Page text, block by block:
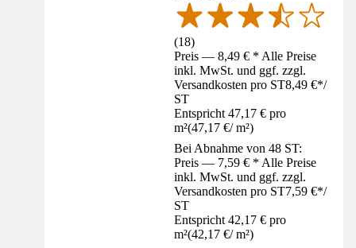
(18)
Preis — 8,49 € * Alle Preise
inkl. MwSt. und ggf. zzgl.
Versandkosten pro ST8,49 €*/
ST
Entspricht 47,17 € pro
m²(47,17 €/ m²)
Bei Abnahme von 48 ST:
Preis — 7,59 € * Alle Preise
inkl. MwSt. und ggf. zzgl.
Versandkosten pro ST7,59 €*/
ST
Entspricht 42,17 € pro
m²(42,17 €/ m²)